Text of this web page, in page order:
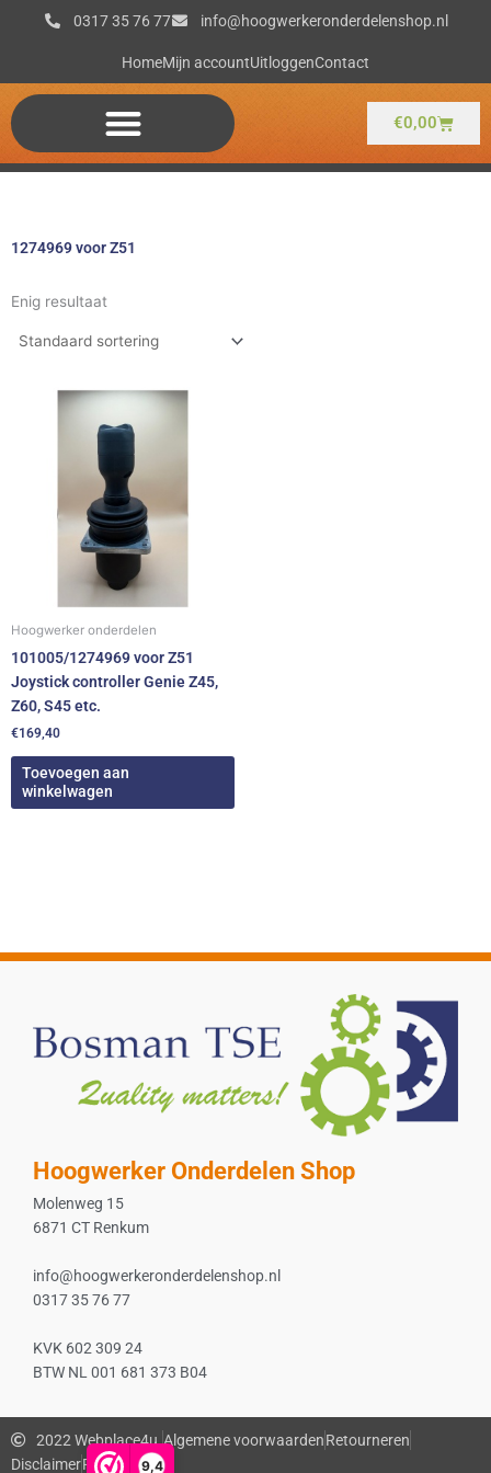
9,4
inhoud
0317 35 76 77 info@hoogwerkeronderdelenshop.nl
HomeMijn accountUitloggenContact
€0,00
1274969 voor Z51
Enig resultaat
Hoogwerker onderdelen
101005/1274969 voor Z51
Joystick controller Genie Z45,
Z60, S45 etc.
€169,40
Toevoegen aan
winkelwagen
Hoogwerker Onderdelen Shop
Molenweg 15
6871 CT Renkum
info@hoogwerkeronderdelenshop.nl
0317 35 76 77
KVK 602 309 24
BTW NL 001 681 373 B04
2022 Webplace4u.Algemene voorwaardenRetourneren
DisclaimerPrivacybeleid